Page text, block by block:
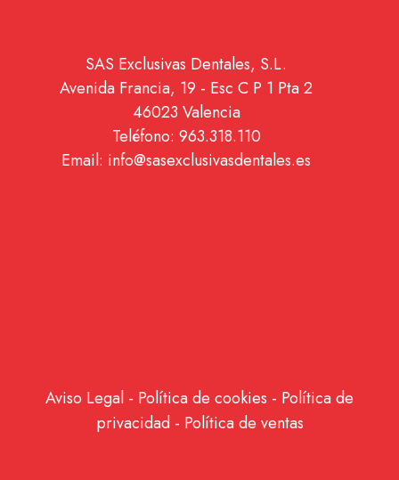
SAS Exclusivas Dentales, S.L.
Avenida Francia, 19 - Esc C P 1 Pta 2
46023 Valencia
Teléfono: 963.318.110
Email: info@sasexclusivasdentales.es
Aviso Legal - Política de cookies - Política de
privacidad- Política de ventas